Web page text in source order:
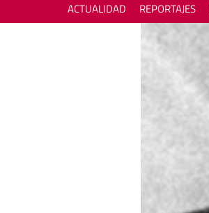
ACTUALIDAD REPORTAJES